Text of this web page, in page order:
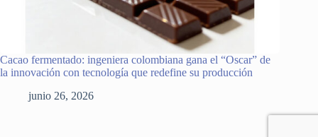
Cacao fermentado: ingeniera colombiana gana el “Oscar” de
la innovación con tecnología que redefine su producción
junio 26, 2026